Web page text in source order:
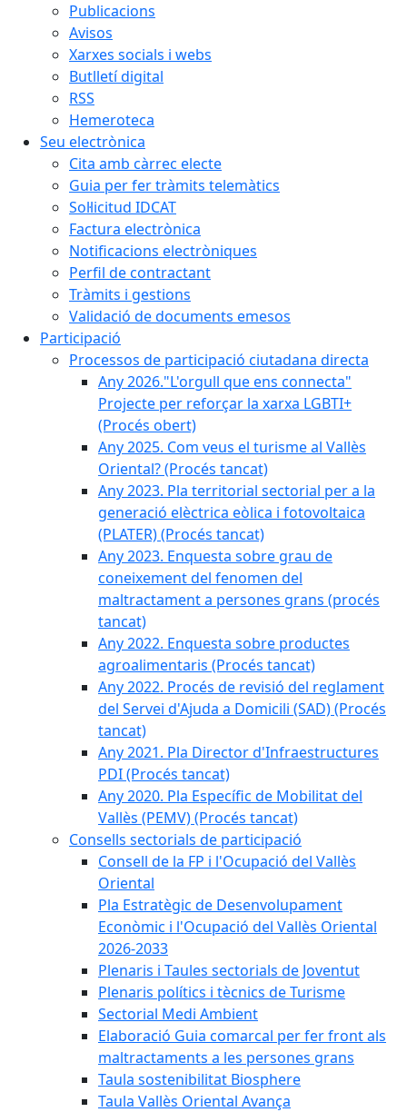
Publicacions
Avisos
Xarxes socials i webs
Butlletí digital
RSS
Hemeroteca
Seu electrònica
Cita amb càrrec electe
Guia per fer tràmits telemàtics
Sol·licitud IDCAT
Factura electrònica
Notificacions electròniques
Perfil de contractant
Tràmits i gestions
Validació de documents emesos
Participació
Processos de participació ciutadana directa
Any 2026."L'orgull que ens connecta"
Projecte per reforçar la xarxa LGBTI+
(Procés obert)
Any 2025. Com veus el turisme al Vallès
Oriental? (Procés tancat)
Any 2023. Pla territorial sectorial per a la
generació elèctrica eòlica i fotovoltaica
(PLATER) (Procés tancat)
Any 2023. Enquesta sobre grau de
coneixement del fenomen del
maltractament a persones grans (procés
tancat)
Any 2022. Enquesta sobre productes
agroalimentaris (Procés tancat)
Any 2022. Procés de revisió del reglament
del Servei d'Ajuda a Domicili (SAD) (Procés
tancat)
Any 2021. Pla Director d'Infraestructures
PDI (Procés tancat)
Any 2020. Pla Específic de Mobilitat del
Vallès (PEMV) (Procés tancat)
Consells sectorials de participació
Consell de la FP i l'Ocupació del Vallès
Oriental
Pla Estratègic de Desenvolupament
Econòmic i l'Ocupació del Vallès Oriental
2026-2033
Plenaris i Taules sectorials de Joventut
Plenaris polítics i tècnics de Turisme
Sectorial Medi Ambient
Elaboració Guia comarcal per fer front als
maltractaments a les persones grans
Taula sostenibilitat Biosphere
Taula Vallès Oriental Avança